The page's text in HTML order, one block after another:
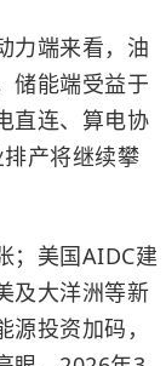
力端来看，油
储能端受益于
直连、算电协
产将继续攀
；美国AIDC建
及大洋洲等新
投资加码，